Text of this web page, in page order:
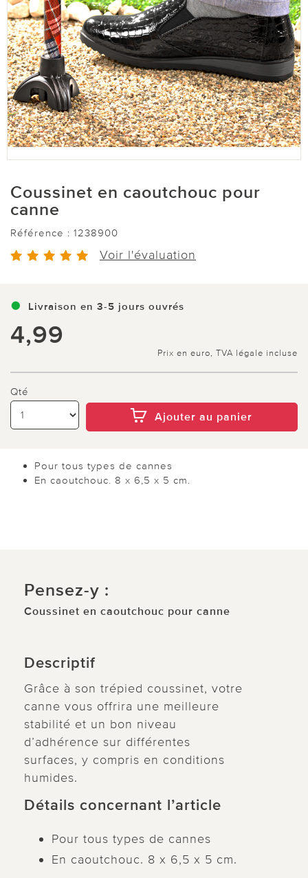
Coussinet en caoutchouc pour
canne
Référence : 1238900
Voir l'évaluation
Livraison en 3-5 jours ouvrés
4,99
Prix en euro, TVA légale incluse
Qté
Ajouter au panier
Pour tous types de cannes
En caoutchouc. 8 x 6,5 x 5 cm.
Pensez-y :
Coussinet en caoutchouc pour canne
Descriptif
Grâce à son trépied coussinet, votre
canne vous offrira une meilleure
stabilité et un bon niveau
d’adhérence sur différentes
surfaces, y compris en conditions
humides.
Détails concernant l’article
Pour tous types de cannes
En caoutchouc. 8 x 6,5 x 5 cm.